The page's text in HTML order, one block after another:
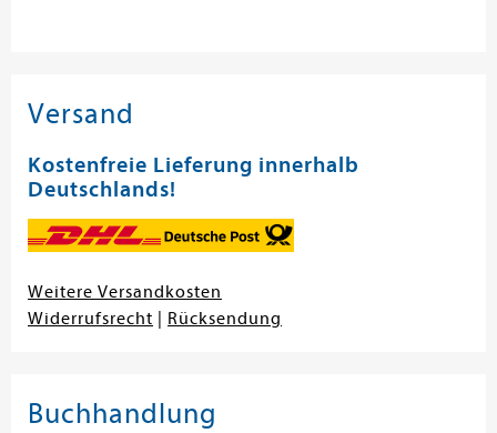
Versand
Kostenfreie Lieferung innerhalb
Deutschlands!
Weitere Versandkosten
Widerrufsrecht
Rücksendung
Buchhandlung